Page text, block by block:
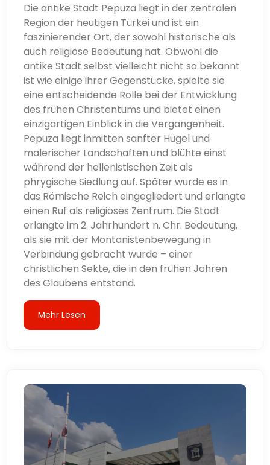
Die antike Stadt Pepuza liegt in der zentralen
Region der heutigen Türkei und ist ein
faszinierender Ort, der sowohl historische als
auch religiöse Bedeutung hat. Obwohl die
antike Stadt selbst vielleicht nicht so bekannt
ist wie einige ihrer Gegenstücke, spielte sie
eine entscheidende Rolle bei der Entwicklung
des frühen Christentums und bietet einen
einzigartigen Einblick in die Vergangenheit.
Pepuza liegt inmitten sanfter Hügel und
malerischer Landschaften und blühte einst
während der hellenistischen Zeit als
phrygische Siedlung auf. Später wurde es in
das Römische Reich eingegliedert und erlangte
einen Ruf als religiöses Zentrum. Die Stadt
erlangte im 2. Jahrhundert n. Chr. Bedeutung,
als sie mit der Montanistenbewegung in
Verbindung gebracht wurde – einer
christlichen Sekte, die in den frühen Jahren
des Glaubens entstand.
Mehr Lesen